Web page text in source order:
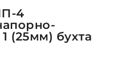
4
(25мм) бухта